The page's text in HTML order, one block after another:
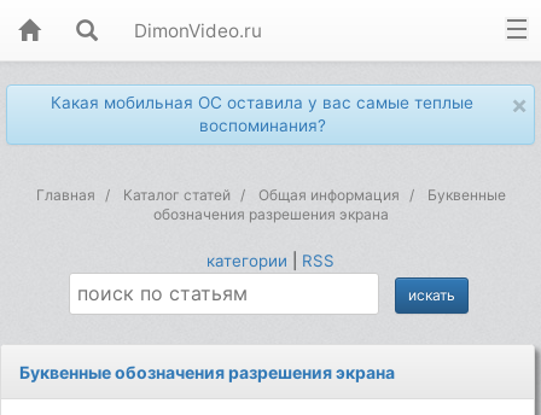
DimonVideo.ru
×
Какая мобильная ОС оставила у вас самые теплые
воспоминания?
Главная Каталог статей Общая информация
Буквенные
обозначения разрешения экрана
категории RSS
Буквенные обозначения разрешения экрана